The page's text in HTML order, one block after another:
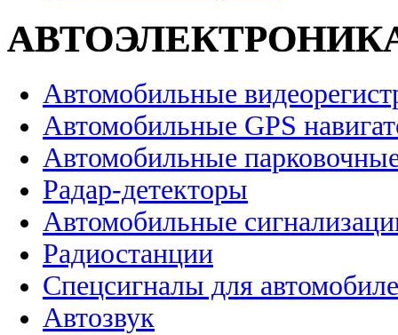
Автомобильные
Автомобильные GPS
Автомобильные
Радар-детекторы
Автомобильные
Радиостанции
Спецсигналы для
Автозвук